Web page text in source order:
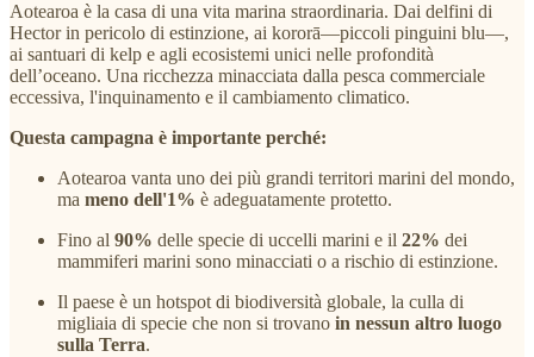
Aotearoa è la casa di una vita marina straordinaria. Dai delfini di
Hector in pericolo di estinzione, ai kororā—piccoli pinguini blu—,
ai santuari di kelp e agli ecosistemi unici nelle profondità
dell’oceano. Una ricchezza minacciata dalla pesca commerciale
eccessiva, l'inquinamento e il cambiamento climatico.
Questa campagna è importante perché:
Aotearoa vanta uno dei più grandi territori marini del mondo,
ma meno dell'1% è adeguatamente protetto.
Fino al 90% delle specie di uccelli marini e il 22% dei
mammiferi marini sono minacciati o a rischio di estinzione.
Il paese è un hotspot di biodiversità globale, la culla di
migliaia di specie che non si trovano in nessun altro luogo
sulla Terra.